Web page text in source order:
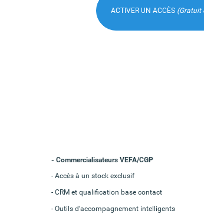
ACTIVER UN ACCÈS (Gratuit
Commercialisateurs VEFA/CGP
Accès à un stock exclusif
CRM et qualification base contact
Outils d’accompagnement intelligents